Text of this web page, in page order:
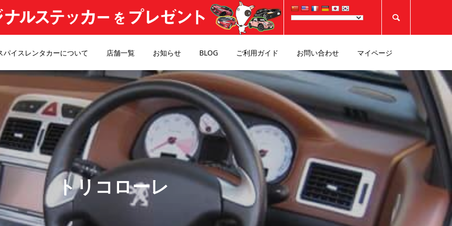

パイスレンタカーについて 店舗一覧 お知らせ BLOG ご利用ガイド お問い合わせ マイページ
トリコローレ